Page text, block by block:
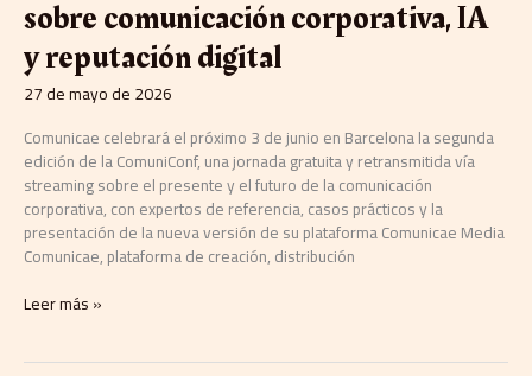
sobre comunicación corporativa, IA
y reputación digital
27 de mayo de 2026
Comunicae celebrará el próximo 3 de junio en Barcelona la segunda
edición de la ComuniConf, una jornada gratuita y retransmitida vía
streaming sobre el presente y el futuro de la comunicación
corporativa, con expertos de referencia, casos prácticos y la
presentación de la nueva versión de su plataforma Comunicae Media
Comunicae, plataforma de creación, distribución
Leer más »